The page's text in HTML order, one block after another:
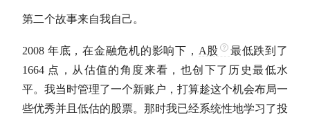
第二个故事来自我自己。
2008 年底，在金融危机的影响下， A股
最低跌到了
1664 点，从 估值的角度来看，也创下了历史最低水
平。我当时管理了一个新账户，打算趁这个机会布局一
些优秀并且低估的股票。那时我已经系统性地学习了投